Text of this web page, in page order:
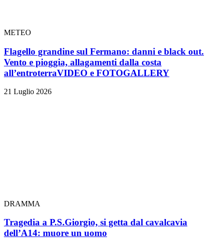
METEO
Flagello grandine sul Fermano: danni e black out.
Vento e pioggia, allagamenti dalla costa
all’entroterraVIDEO e FOTOGALLERY
21 Luglio 2026
DRAMMA
Tragedia a P.S.Giorgio, si getta dal cavalcavia
dell’A14: muore un uomo